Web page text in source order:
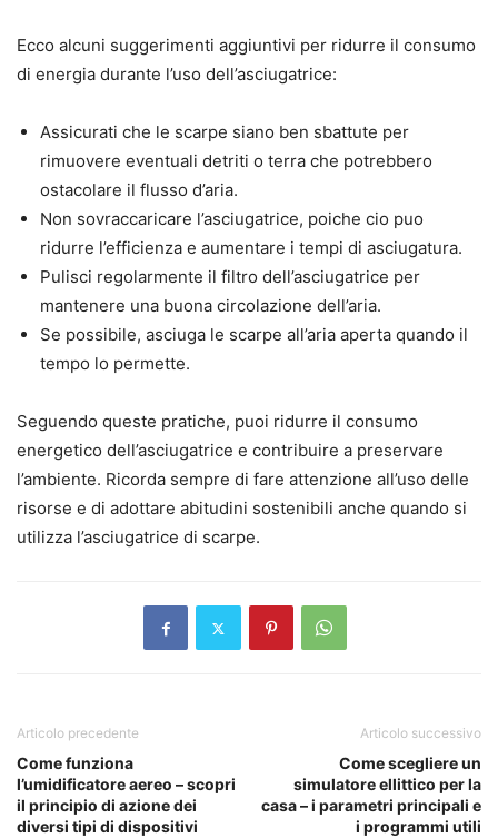
Ecco alcuni suggerimenti aggiuntivi per ridurre il consumo
di energia durante l’uso dell’asciugatrice:
Assicurati che le scarpe siano ben sbattute per
rimuovere eventuali detriti o terra che potrebbero
ostacolare il flusso d’aria.
Non sovraccaricare l’asciugatrice, poiche cio puo
ridurre l’efficienza e aumentare i tempi di asciugatura.
Pulisci regolarmente il filtro dell’asciugatrice per
mantenere una buona circolazione dell’aria.
Se possibile, asciuga le scarpe all’aria aperta quando il
tempo lo permette.
Seguendo queste pratiche, puoi ridurre il consumo
energetico dell’asciugatrice e contribuire a preservare
l’ambiente. Ricorda sempre di fare attenzione all’uso delle
risorse e di adottare abitudini sostenibili anche quando si
utilizza l’asciugatrice di scarpe.
Articolo precedente
Come funziona
l’umidificatore aereo – scopri
il principio di azione dei
diversi tipi di dispositivi
Articolo successivo
Come scegliere un
simulatore ellittico per la
casa – i parametri principali e
i programmi utili